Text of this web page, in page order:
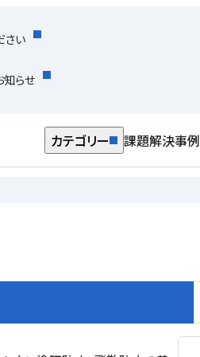
さい
知らせ
カテゴリー 課題解決事例